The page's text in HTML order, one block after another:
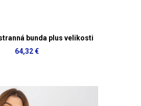
bunda plus velikosti
64,32 €